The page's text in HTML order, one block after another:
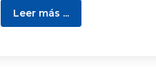
Leer más ...